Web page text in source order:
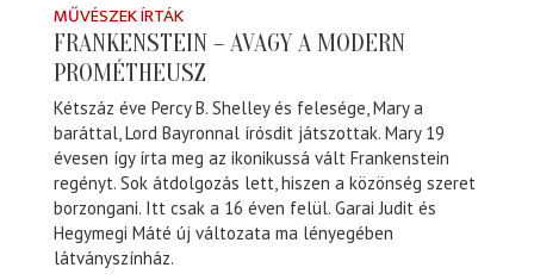
MŰVÉSZEK ÍRTÁK
FRANKENSTEIN – AVAGY A MODERN
PROMÉTHEUSZ
Kétszáz éve Percy B. Shelley és felesége, Mary a
baráttal, Lord Bayronnal írósdit játszottak. Mary 19
évesen így írta meg az ikonikussá vált Frankenstein
regényt. Sok átdolgozás lett, hiszen a közönség szeret
borzongani. Itt csak a 16 éven felül. Garai Judit és
Hegymegi Máté új változata ma lényegében
látványszínház.